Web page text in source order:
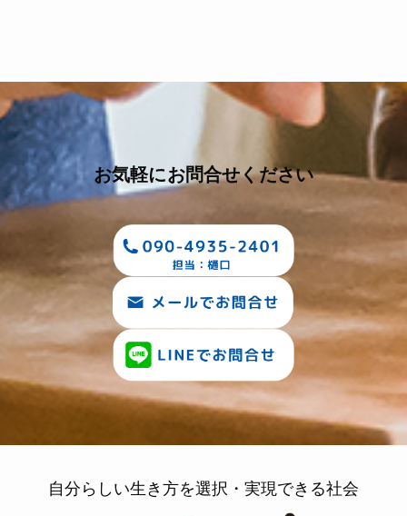
お気軽にお問合せください
自分らしい生き方を選択・実現できる社会